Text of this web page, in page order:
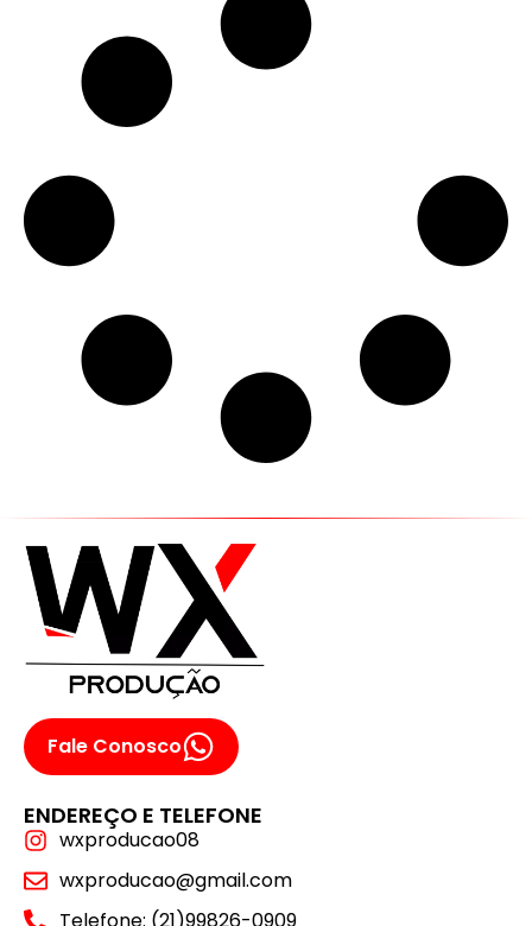
ENDEREÇO E TELEFONE
wxproducao08
wxproducao@gmail.com
Fale Conosco